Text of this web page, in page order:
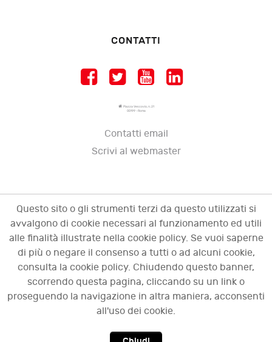
CONTATTI
Piazza Vescovio, n. 21
00199 - Roma
Contatti email
Scrivi al webmaster
© 2009 - 2026 OCI - Osservatorio sulle crisi
d'impresa. Tutti i diritti riservati.
Questo sito o gli strumenti terzi da questo utilizzati si
avvalgono di cookie necessari al funzionamento ed utili
alle finalità illustrate nella cookie policy. Se vuoi saperne
di più o negare il consenso a tutti o ad alcuni cookie,
consulta la cookie policy. Chiudendo questo banner,
scorrendo questa pagina, cliccando su un link o
proseguendo la navigazione in altra maniera, acconsenti
all'uso dei cookie.